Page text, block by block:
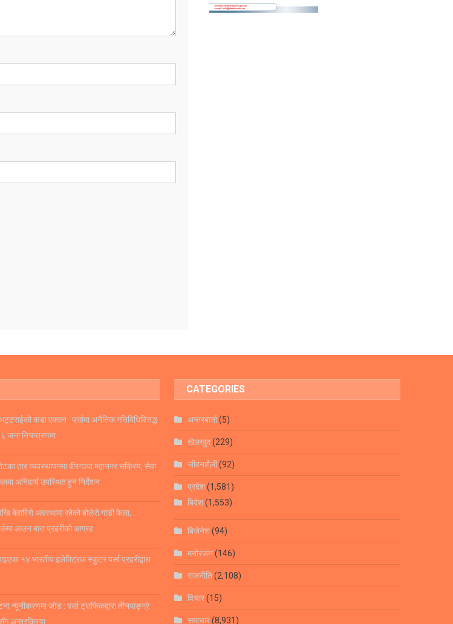
कडा एक्सन : पर्सामा अनैतिक गतिविधिविरुद्ध
जना नियन्त्रणमा
तार व्यवस्थापनमा वीरगञ्ज महानगर सक्रिय, सेवा
अनिवार्य उपस्थित हुन निर्देशन
बेवारिसे अवस्थामा रहेको बोलेरो गाडी फेला,
आउन बारा प्रहरीको आग्रह
१४ भारतीय इलेक्ट्रिक स्कुटर पर्सा प्रहरीद्वारा
न्यूनीकरणमा जोड : पर्सा ट्राफिकद्वारा तीनपाङ्ग्रे
अन्तरक्रिया
CATEGORIES
अन्तरबार्ता(5)
खेलखुद(229)
जीवनशैली(92)
प्रदेश(1,581)
बिदेश(1,553)
बिजेनेश(94)
मनोरंजन(146)
राजनीति(2,108)
विचार(15)
समाचार(8,931)